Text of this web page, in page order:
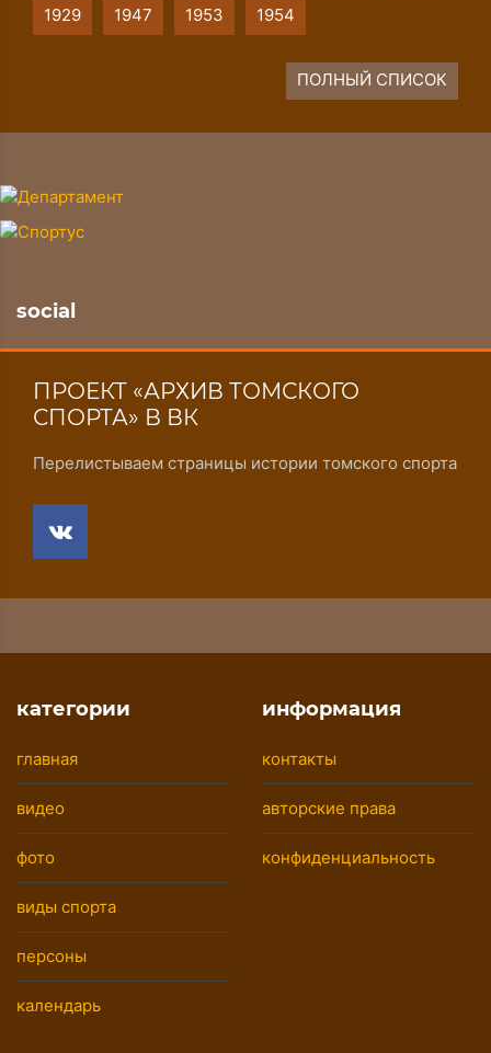
1929 1947 1953 1954
ПОЛНЫЙ СПИСОК
social
ПРОЕКТ «АРХИВ ТОМСКОГО
СПОРТА» В ВК
Перелистываем страницы истории томского спорта
категории
главная
видео
фото
виды спорта
персоны
календарь
информация
контакты
авторские права
конфиденциальность